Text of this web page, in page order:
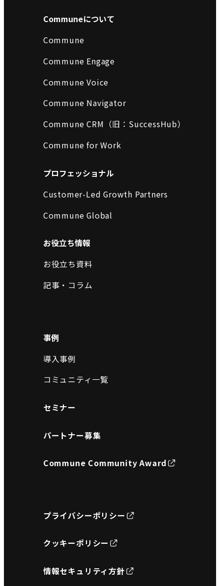
Communeについて
Commune
Commune Engage
Commune Voice
Commune Navigator
Commune CRM（旧：SuccessHub）
Commune for Work
プロフェッショナル
Customer-Led Growth Partners
Commune Global
お役立ち情報
お役立ち資料
記事・コラム
事例
導入事例
コミュニティ一覧
セミナー
パートナー募集
Commune Community Award
プライバシーポリシー
クッキーポリシー
情報セキュリティ方針